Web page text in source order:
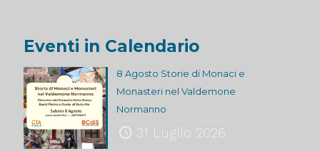
Eventi in Calendario
8 Agosto Storie di Monaci e
Monasteri nel Valdemone
Normanno
31 Luglio 2026